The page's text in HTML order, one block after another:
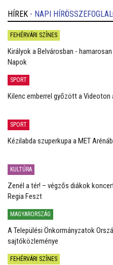
HÍREK - NAPI
FEHÉRVÁRI SZÍNES
Királyok a Belvárosban -
Napok
SPORT
Kilenc emberrel győzött a Videoton
SPORT
Kézilabda szuperkupa a MET
KULTÚRA
Zenél a tér! – végzős diákok
Regia Feszt
MAGYARORSZÁG
A Települési Önkormányzatok
sajtóközleménye
FEHÉRVÁRI SZÍNES